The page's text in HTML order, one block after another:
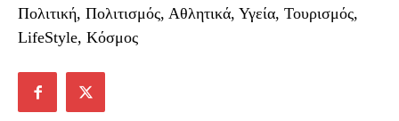
Πολιτική, Πολιτισμός, Αθλητικά, Υγεία, Τουρισμός,
LifeStyle, Κόσμος